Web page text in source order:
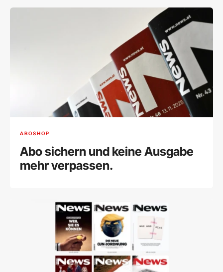
ABOSHOP
Abo sichern und keine Ausgabe
mehr verpassen.